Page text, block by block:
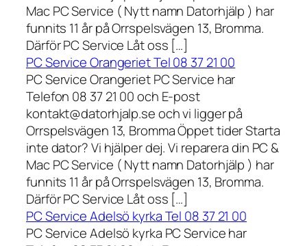
Mac PC Service ( Nytt namn Datorhjälp ) har
funnits 11 år på Orrspelsvägen 13, Bromma.
Därför PC Service Låt oss […]
PC Service Orangeriet Tel 08 37 21 00
PC Service Orangeriet PC Service har
Telefon 08 37 21 00 och E-post
kontakt@datorhjalp.se och vi ligger på
Orrspelsvägen 13, Bromma Öppet tider Starta
inte dator? Vi hjälper dej. Vi reparera din PC &
Mac PC Service ( Nytt namn Datorhjälp ) har
funnits 11 år på Orrspelsvägen 13, Bromma.
Därför PC Service Låt oss […]
PC Service Adelsö kyrka Tel 08 37 21 00
PC Service Adelsö kyrka PC Service har